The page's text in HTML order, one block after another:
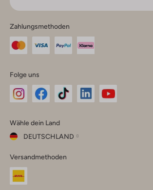
Zahlungsmethoden
Folge uns
Instagram
Facebook
TikTok
Wähle dein Land
DEUTSCHLAND
dein
Land
Versandmethoden